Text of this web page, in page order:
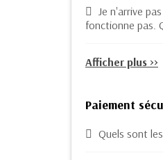
Je n'arrive
fonctionne pas.
Afficher plus >>
Paiement
Quels sont